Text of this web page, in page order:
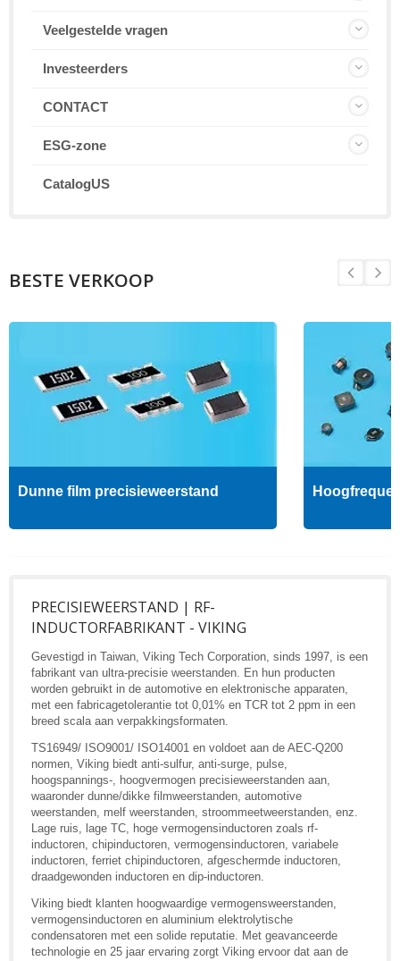
Veelgestelde vragen
Investeerders
CONTACT
ESG-zone
CatalogUS
BESTE VERKOOP
Dunne film precisieweerstand
PRECISIEWEERSTAND | RF-
INDUCTORFABRIKANT - VIKING
Gevestigd in Taiwan, Viking Tech Corporation, sinds 1997, is een
fabrikant van ultra-precisie weerstanden. En hun producten
worden gebruikt in de automotive en elektronische apparaten,
met een fabricagetolerantie tot 0,01% en TCR tot 2 ppm in een
breed scala aan verpakkingsformaten.
TS16949/ ISO9001/ ISO14001 en voldoet aan de AEC-Q200
normen, Viking biedt anti-sulfur, anti-surge, pulse,
hoogspannings-, hoogvermogen precisieweerstanden aan,
waaronder dunne/dikke filmweerstanden, automotive
weerstanden, melf weerstanden, stroommeetweerstanden, enz.
Lage ruis, lage TC, hoge vermogensinductoren zoals rf-
inductoren, chipinductoren, vermogensinductoren, variabele
inductoren, ferriet chipinductoren, afgeschermde inductoren,
draadgewonden inductoren en dip-inductoren.
Viking biedt klanten hoogwaardige vermogensweerstanden,
vermogensinductoren en aluminium elektrolytische
condensatoren met een solide reputatie. Met geavanceerde
technologie en 25 jaar ervaring zorgt Viking ervoor dat aan de